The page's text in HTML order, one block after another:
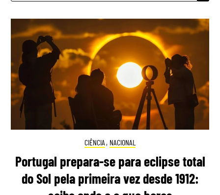
CIÊNCIA , NACIONAL
Portugal prepara-se para eclipse total
do Sol pela primeira vez desde 1912: